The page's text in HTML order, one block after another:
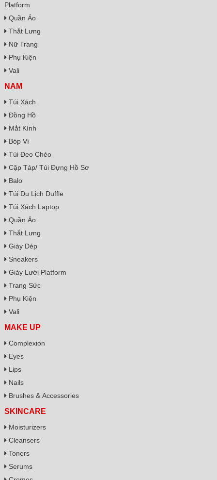
Platform
Quần Áo
Thắt Lưng
Nữ Trang
Phụ Kiện
Vali
NAM
Túi Xách
Đồng Hồ
Mắt Kính
Bóp Ví
Túi Đeo Chéo
Cặp Táp/ Túi Đựng Hồ Sơ
Balo
Túi Du Lịch Duffle
Túi Xách Laptop
Quần Áo
Thắt Lưng
Giày Dép
Sneakers
Giày Lười Platform
Trang Sức
Phụ Kiện
Vali
MAKE UP
Complexion
Eyes
Lips
Nails
Brushes & Accessories
SKINCARE
Moisturizers
Cleansers
Toners
Serums